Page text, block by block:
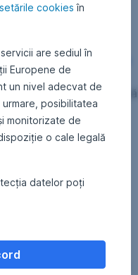
129/2019 pentru
banilor și finanțării
privind protecția
la timp, te ajută să
informații pentru și
nașterii, CNP, la
inregistrare, sediu, în
a
ocupație, reprezentanți
cookies în
are sediul în
Europene de
un nivel adecvat de
posibilitatea
monitorizate de
o cale legală
datelor poți